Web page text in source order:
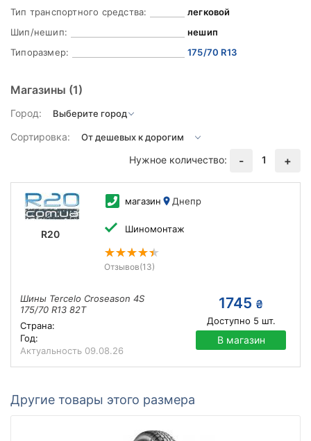
Тип транспортного средства:
легковой
Шип/нешип:
нешип
Типоразмер:
175/70 R13
Магазины (1)
Город:
Сортировка:
Нужное количество:
- 1 +
R20
магазин Днепр
Шиномонтаж
Отзывов(13)
Шины Tercelo Croseason 4S
175/70 R13 82T
Страна:
Год:
Актуальность 09.08.26
1745 ₴
Доступно 5 шт.
В магазин
Другие товары этого размера